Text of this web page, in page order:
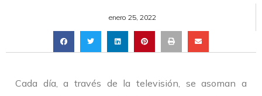
enero 25, 2022
Cada día, a través de la televisión, se asoman a